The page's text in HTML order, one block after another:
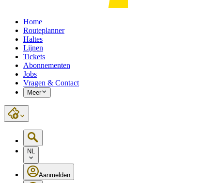
Home
Routeplanner
Haltes
Lijnen
Tickets
Abonnementen
Jobs
Vragen & Contact
Meer
NL
Aanmelden